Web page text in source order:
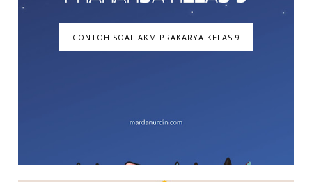
CONTOH SOAL AKM PRAKARYA KELAS 9